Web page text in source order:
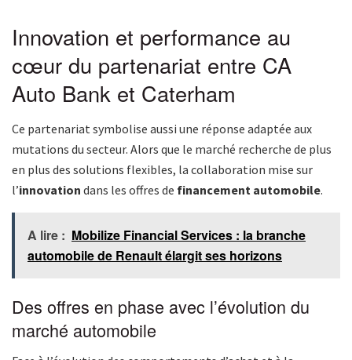
Innovation et performance au
cœur du partenariat entre CA
Auto Bank et Caterham
Ce partenariat symbolise aussi une réponse adaptée aux
mutations du secteur. Alors que le marché recherche de plus
en plus des solutions flexibles, la collaboration mise sur
l’innovation dans les offres de financement automobile.
A lire : Mobilize Financial Services : la branche
automobile de Renault élargit ses horizons
Des offres en phase avec l’évolution du
marché automobile